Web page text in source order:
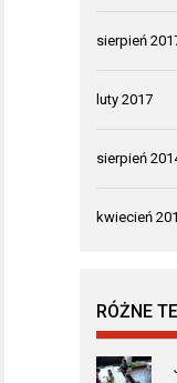
sierpień
luty 2017
sierpień
kwiecień
RÓŻNE